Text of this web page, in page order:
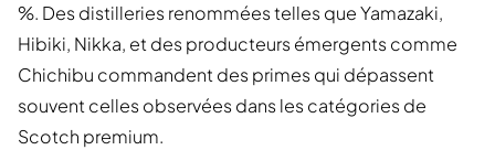
%. Des distilleries renommées telles que Yamazaki,
Hibiki, Nikka, et des producteurs émergents comme
Chichibu commandent des primes qui dépassent
souvent celles observées dans les catégories de
Scotch premium.